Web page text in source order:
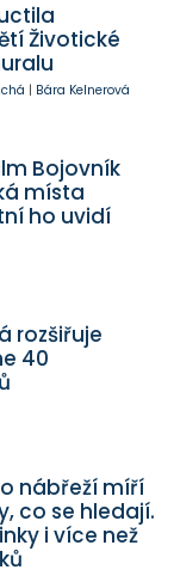
Životické
| Bára Kelnerová
Bojovník
místa
ho uvidí
rozšiřuje
40
nábřeží míří
co se hledají.
i více než